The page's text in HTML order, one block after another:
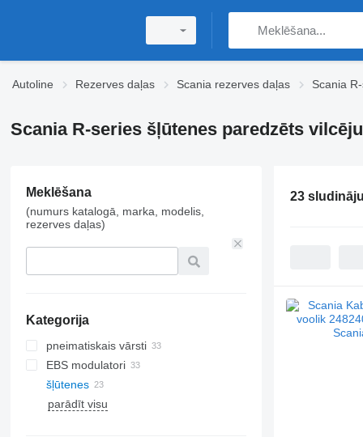
Autoline Rezerves daļas Scania rezerves daļas Scania
Scania R-series šļūtenes paredzēts vilcēju
Meklēšana
(numurs katalogā, marka, modelis,
rezerves daļas)
Kategorija
pneimatiskais vārsti
EBS modulatori
šļūtenes
parādīt visu
23